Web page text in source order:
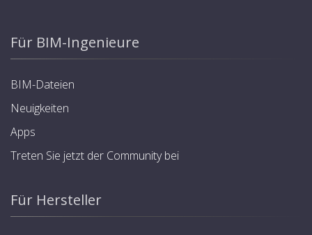
Für BIM-Ingenieure
BIM-Dateien
Neuigkeiten
Apps
Treten Sie jetzt der Community bei
Für Hersteller